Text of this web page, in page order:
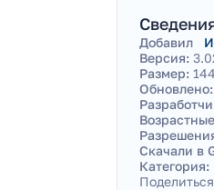
Добавил
Версия:
Размер:
Обновлено:
Скачали в
Категория: